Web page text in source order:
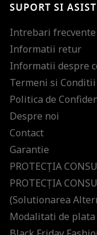
SUPORT SI
Intrebari frecvente
Informatii retur
Informatii despre
Termeni si Conditii
Politica de
Despre noi
Contact
Garantie
PROTECŢIA
PROTECŢIA
(Solutionarea
Modalitati de plata